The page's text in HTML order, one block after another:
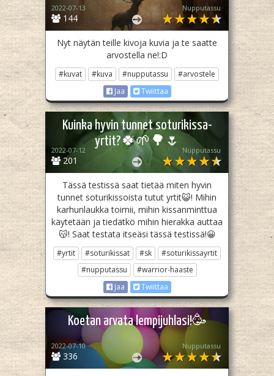
144
2022-07-13 Nupputassu
Nyt näytän teille kivoja kuvia ja te saatte
arvostella ne!:D
#kuvat #kuva #nupputassu
#arvostele
Jaa
Twiittaa
Kuinka hyvin tunnet soturikissa-
yrtit?🍀🌱🌳🌷
201
2022-07-12 Nupputassu
Tässä testissä saat tietää miten hyvin
tunnet soturikissoista tutut yrtit😺! Mihin
karhunlaukka toimii, mihin kissanminttua
käytetään ja tiedätkö mihin hierakka auttaa
😽! Saat testata itseäsi tässä testissä!😀
#yrtit #soturikissat #sk
#soturikissayrtit
#nupputassu
#warrior-haaste
Jaa
Twiittaa
Koetan arvata lempijuhlasi!🥳
336
2022-07-10 Nupputassu